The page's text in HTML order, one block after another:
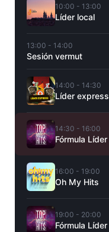
10:00 - 13:00
Líder local
13:00 - 14:00
Sesión vermut
14:00 - 14:30
Líder express
14:30 - 16:00
Fórmula Líder
16:00 - 19:00
Oh My Hits
19:00 - 20:00
Fórmula Líder